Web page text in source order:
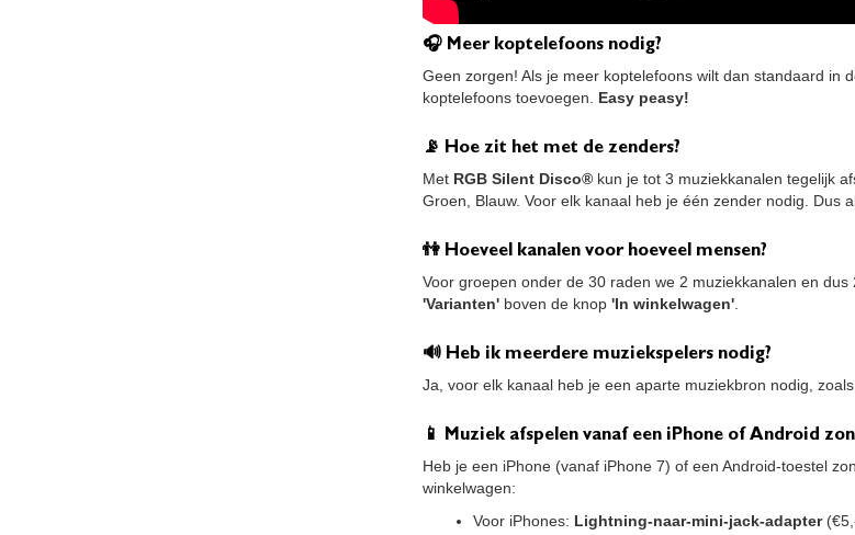
🎧 Meer koptelefoons nodig?
Geen zorgen! Als je meer koptelefoons wilt dan standaard in
koptelefoons toevoegen. Easy peasy!
📡 Hoe zit het met de zenders?
Met RGB Silent Disco® kun je tot 3 muziekkanalen tegelijk
Groen, Blauw. Voor elk kanaal heb je één zender nodig. Dus
👫 Hoeveel kanalen voor hoeveel mensen?
Voor groepen onder de 30 raden we 2 muziekkanalen en
'Varianten' boven de knop 'In winkelwagen'
🔊 Heb ik meerdere muziekspelers nodig?
Ja, voor elk kanaal heb je een aparte muziekbron nodig,
📱 Muziek afspelen vanaf een iPhone of Android
Heb je een iPhone (vanaf iPhone 7) of een Android-toestel
winkelwagen:
Voor iPhones: Lightning-naar-mini-jack-adapter